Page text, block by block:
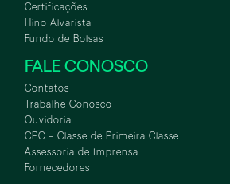
Certificações
Hino Alvarista
Fundo de Bolsas
FALE CONOSCO
Contatos
Trabalhe Conosco
Ouvidoria
CPC – Classe de Primeira Classe
Assessoria de Imprensa
Fornecedores